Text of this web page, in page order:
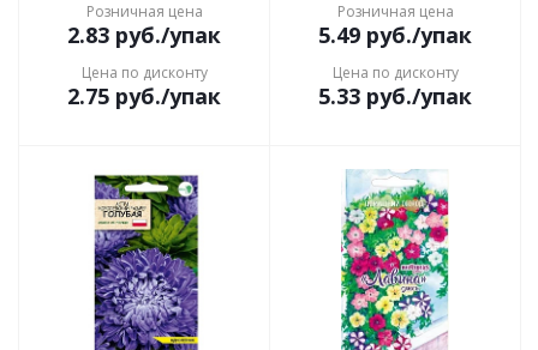
Розничная цена
2.83 руб./упак
Цена по дисконту
2.75 руб./упак
Розничная цена
5.49 руб./упак
Цена по дисконту
5.33 руб./упак